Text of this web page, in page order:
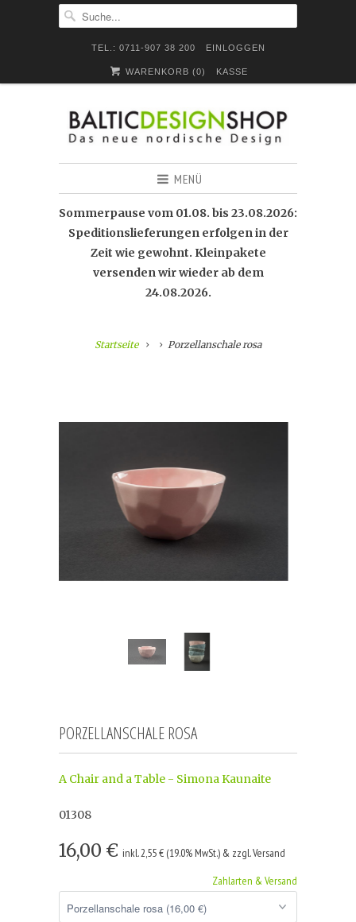
TEL.: 0711-907 38 200 EINLOGGEN
WARENKORB (0) KASSE
MENÜ
Sommerpause vom 01.08. bis 23.08.2026:
Speditionslieferungen erfolgen in der
Zeit wie gewohnt. Kleinpakete
versenden wir wieder ab dem
24.08.2026.
Startseite Porzellanschale rosa
PORZELLANSCHALE ROSA
A Chair and a Table - Simona Kaunaite
01308
16,00 € inkl. 2,55 € (19.0% MwSt.) & zzgl. Versand
Zahlarten & Versand